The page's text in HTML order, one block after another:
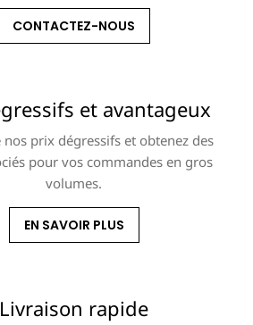
CONTACTEZ-NOUS
et avantageux
nos prix dégressifs et obtenez des
pour vos commandes en gros
volumes.
EN SAVOIR PLUS
Livraison rapide